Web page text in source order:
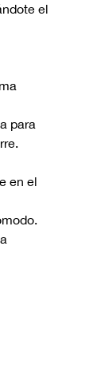
el
para
en el